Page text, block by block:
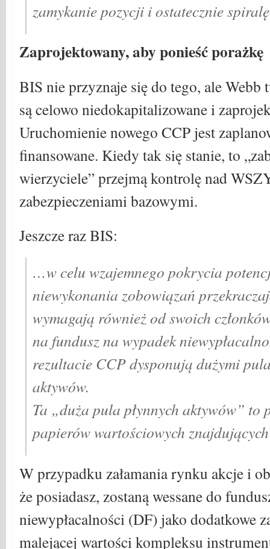
zamykanie pozycji i ostatecznie
Zaprojektowany, aby ponieść porażkę
BIS nie przyznaje się do tego, ale Webb
są celowo niedokapitalizowane i
Uruchomienie nowego CCP jest
finansowane. Kiedy tak się stanie, to
wierzyciele” przejmą kontrolę nad
zabezpieczeniami bazowymi.
Jeszcze raz BIS:
…w celu wzajemnego pokrycia
niewykonania zobowiązań
wymagają również od swoich
na fundusz na wypadek
rezultacie CCP dysponują dużymi
aktywów.
Ta „duża pula płynnych aktywów” to
papierów wartościowych
W przypadku załamania rynku akcje i
że posiadasz, zostaną wessane do
niewypłacalności (DF) jako dodatkowe
malejącej wartości kompleksu